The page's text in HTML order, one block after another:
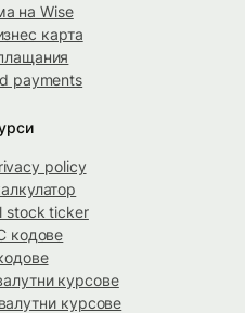
на Wise
карта
payments
policy
stock ticker
кодове
курсове
курсове